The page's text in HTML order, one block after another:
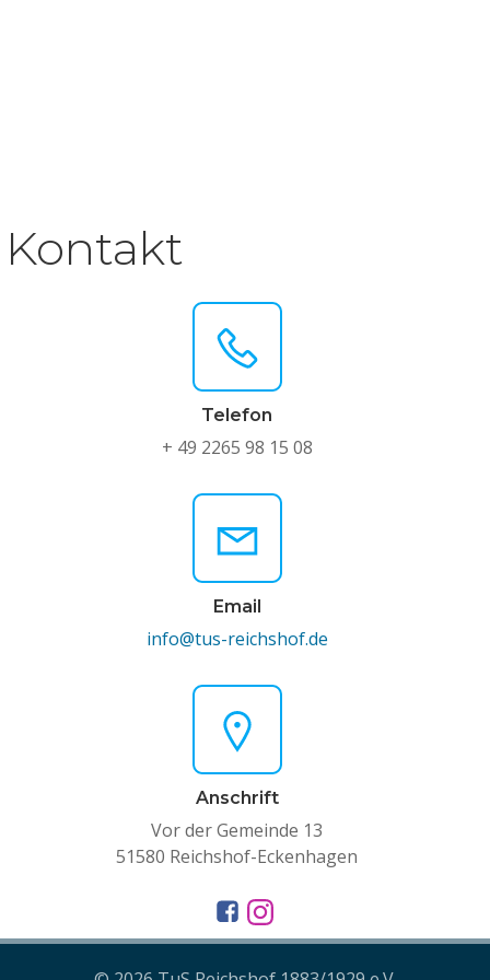
Kontakt
Telefon
+ 49 2265 98 15 08
Email
info@tus-reichshof.de
Anschrift
Vor der Gemeinde 13
51580 Reichshof-Eckenhagen